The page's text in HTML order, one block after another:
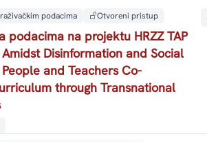
podacima Otvoreni pristup
podacima na projektu HRZZ TAP
Disinformation and Social
and Teachers Co-
through Transnational